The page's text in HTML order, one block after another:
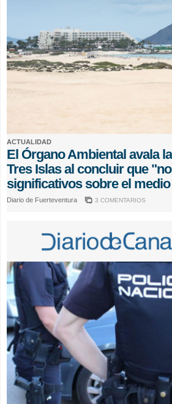
ACTUALIDAD
El Órgano Ambiental avala
Tres Islas al concluir que
significativos sobre el
Diario de Fuerteventura 3 COMENTARIOS